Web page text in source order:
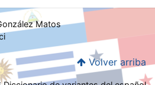
Matos
Volver arriba